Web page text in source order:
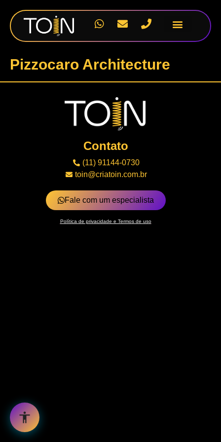
Pizzocaro Architecture
Contato
(11) 91144-0730
toin@criatoin.com.br
Fale com um especialista
Política de privacidade e Termos de uso